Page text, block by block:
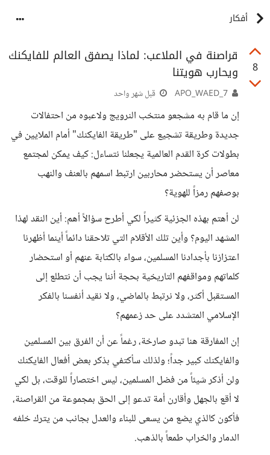
أفكار
8
قراصنة في الملاعب: لماذا يصفق العالم للفايكنك
ويحارب هويتنا
قبل شهر واحد
إن ما قام به مشجعو منتخب النرويج ولاعبوه من احتفالات
جديدة وطريقة تشجيع على "طريقة الفايكنك" أمام الملايين في
بطولات كرة القدم العالمية يجعلنا نتساءل: كيف يمكن لمجتمع
معاصر أن يستحضر محاربين ارتبط اسمهم بالعنف والنهب
بوصفهم رمزاً للهوية؟
لن أهتم بهذه الجزئية كثيراً لكي أطرح سؤالاً أهم: أين النقد لهذا
المشهد اليوم؟ وأين تلك الأقلام التي تلاحقنا دائماً أينما أظهرنا
اعتزازنا بأجدادنا المسلمين، سواء بالكتابة عنهم أو استحضار
كلماتهم ومواقفهم التاريخية بحجة أننا يجب أن نتطلع إلى
المستقبل أكثر، ولا نرتبط بالماضي، ولا نقيد أنفسنا بالفكر
الإسلامي المتشدد على حد زعمهم؟
إن المفارقة هنا تبدو صارخة، رغماً عن أن الفرق بين المسلمين
والفايكنك كبير جداً؛ ولذلك سأكتفي بذكر بعض أفعال الفايكنك
ولن أذكر شيئاً من فضل المسلمين، ليس اختصاراً للوقت، بل لكي
لا أقع بالجهل وأقارن أمة تدعو إلى الحق بمجموعة من القراصنة،
فأكون كالذي يضع من يسعى للبناء والعدل بجانب من يترك خلفه
الدمار والخراب طمعاً بالذهب.